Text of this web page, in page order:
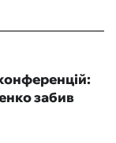
забив